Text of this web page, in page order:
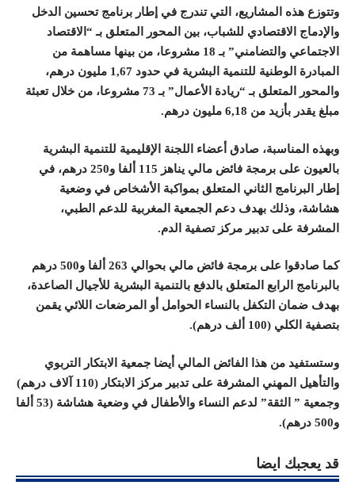
وتتوزع هذه المشاريع، التي تندرج في إطار برنامج تحسين الدخل
والإدماج الاقتصادي للشباب، بين المحور المتعلق بـ“ الاقتصاد
الاجتماعي والتضامني” بـ 18 مشروعا، من بينها مساهمة من
المبادرة الوطنية للتنمية البشرية في حدود 1,67 مليون درهم،
والمحور المتعلق بـ “ريادة الأعمال” بـ 73 مشروعا، من خلال تعبئة
مبلغ يقدر بأزيد من 6,18 مليون درهم
.
وبهذه المناسبة، صادق أعضاء اللجنة الإقليمية للتنمية البشرية
بالعيون على برمجة فائض مالي يناهز 115 ألفا و250 درهم، في
إطار البرنامج الثاني المتعلق بمواكبة الأشخاص في وضعية
هشاشة، وذلك بهدف دعم الجمعية المغربية للدعم الطبي،
المشرفة على تدبير مركز تصفية الدم.
كما صادقوا على برمجة فائض مالي بحوالي 263 ألفا و500 درهم
بالبرنامج الرابع المتعلق بالدفع بالتنمية البشرية للأجيال الصاعدة،
بهدف ضمان التكفل بالنساء الحوامل أو المرضعات اللائي يقمن
بتصفية الكلي (100 ألف درهم
).
وستستفيد من هذا الفائض المالي أيضا جمعية الابتكار التربوي
والتأهيل المهني المشرفة على تدبير مركز الابتكار (110 آلاف درهم)
وجمعية ” الثقة” لدعم النساء والأطفال في وضعية هشاشة (53 ألفا
و500 درهم
).
قد يعجبك ايضا